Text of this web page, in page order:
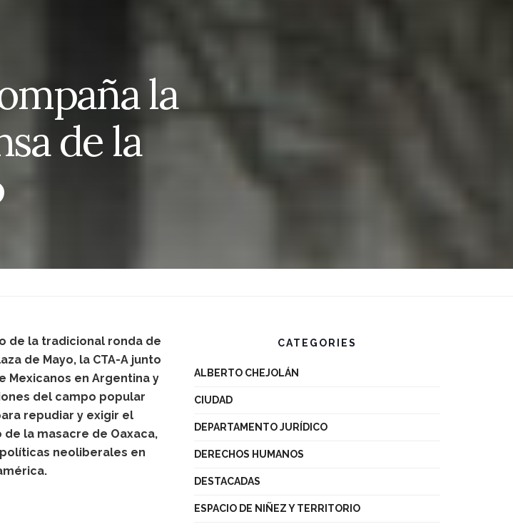
la
de la
de la tradicional ronda de
de Mayo, la CTA-A junto
Mexicanos en Argentina y
del campo popular
repudiar y exigir el
la masacre de Oaxaca,
neoliberales en
CATEGORIES
ALBERTO CHEJOLÁN
CIUDAD
DEPARTAMENTO JURÍDICO
DERECHOS HUMANOS
DESTACADAS
ESPACIO DE NIÑEZ Y TERRITORIO